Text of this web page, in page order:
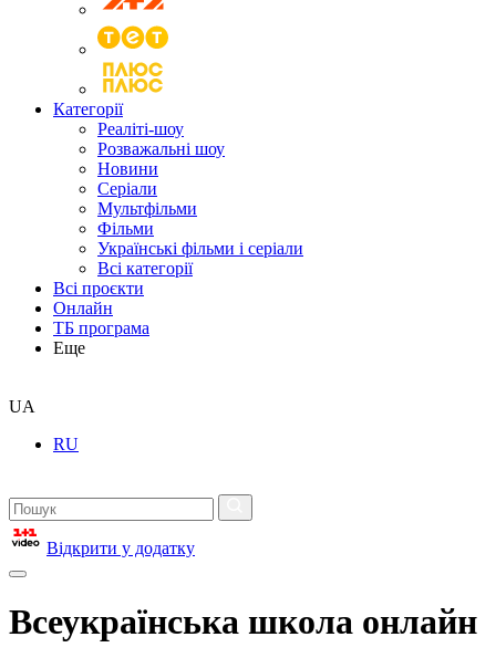
Категорії
Реаліті-шоу
Розважальні шоу
Новини
Серіали
Мультфільми
Фільми
Українські фільми і серіали
Всі категорії
Всі проєкти
Онлайн
ТБ програма
Еще
UA
RU
Відкрити у додатку
Всеукраїнська школа онлайн